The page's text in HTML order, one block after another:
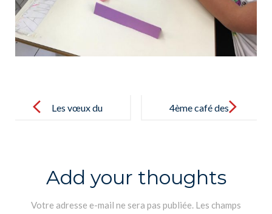
navigationLes vœux du
/Con los
mejores
4ème café des
Add your thoughts
Votre adresse e-mail ne sera pas publiée. Les champs